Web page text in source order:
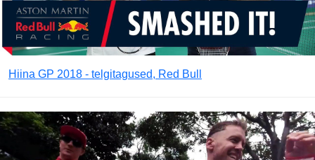
Hiina GP 2018 - telgitagused, Red Bull